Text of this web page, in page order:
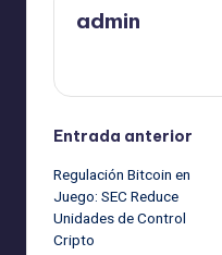
admin
Navegación
de
entradas
Entrada anterior
Regulación Bitcoin en
Juego: SEC Reduce
Unidades de Control
Cripto